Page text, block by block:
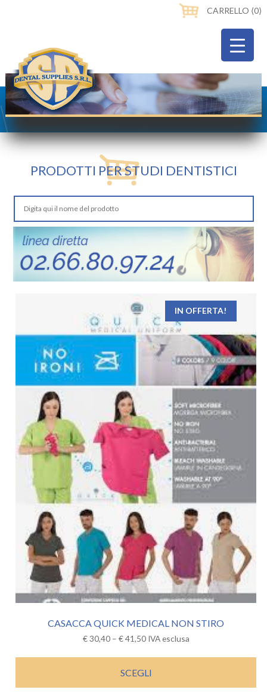
CARRELLO ⟨0⟩
PRODOTTI PER STUDI DENTISTICI
IN OFFERTA!
CASACCA QUICK MEDICAL NON STIRO
€30,40– €41,50 IVA esclusa
SCEGLI